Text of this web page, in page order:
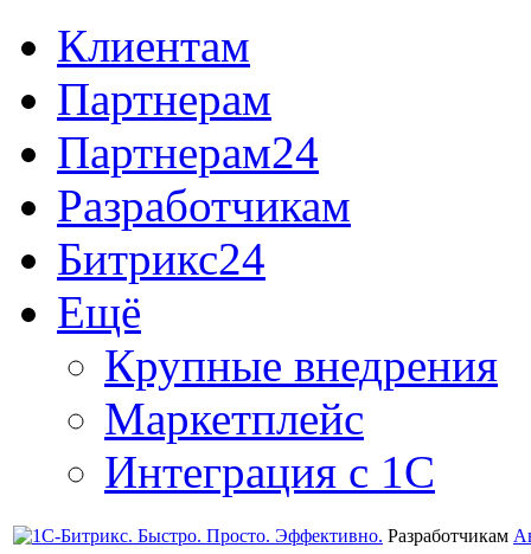
Клиентам
Партнерам
Партнерам24
Разработчикам
Битрикс24
Ещё
Крупные внедрения
Маркетплейс
Интеграция с 1С
Разработчикам